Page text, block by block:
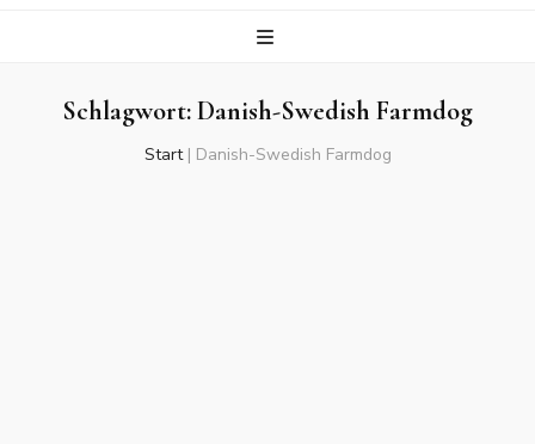
Schlagwort:Danish-Swedish Farmdog
Start | Danish-Swedish Farmdog